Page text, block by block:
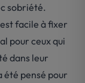
sobriété.
facile à fixer
pour ceux qui
dans leur
pensé pour